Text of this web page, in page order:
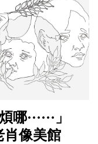
······」
肖像美館